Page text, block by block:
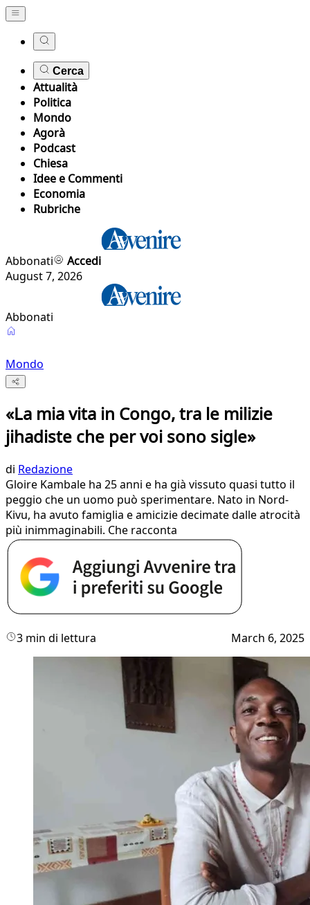
Cerca
Attualità
Politica
Mondo
Agorà
Podcast
Chiesa
Idee e Commenti
Economia
Rubriche
Abbonati
Accedi
August 7, 2026
Abbonati
Mondo
«La mia vita in Congo, tra le milizie
jihadiste che per voi sono sigle»
di Redazione
Gloire Kambale ha 25 anni e ha già vissuto quasi tutto il
peggio che un uomo può sperimentare. Nato in Nord-
Kivu, ha avuto famiglia e amicizie decimate dalle atrocità
più inimmaginabili. Che racconta
3 min di lettura March 6, 2025